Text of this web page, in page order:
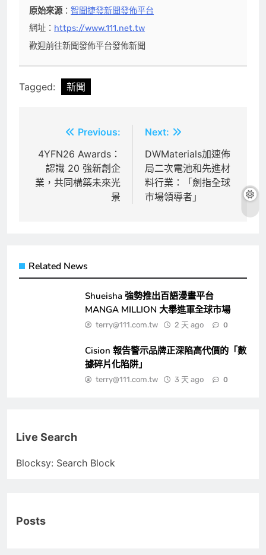
原始來源：智聞捷發新聞發佈平台
網址： https://www.111.net.tw
歡迎前往新聞發佈平台發佈新聞
Tagged: 新聞
章
導
Previous:
4YFN26 Awards：
認識 20 強新創企
業，共同構築未來光
景
Next:
DWMaterials加速佈
局二次電池和先進材
料行業：「劍指全球
市場領導者」
Related News
Shueisha 強勢推出百語漫畫平台
MANGA MILLION 大舉進軍全球市場
terry@111.com.tw 2 天 ago 0
Cision 報告警示品牌正深陷高代價的「數
據碎片化陷阱」
terry@111.com.tw 3 天 ago 0
Live Search
Blocksy: Search Block
Posts